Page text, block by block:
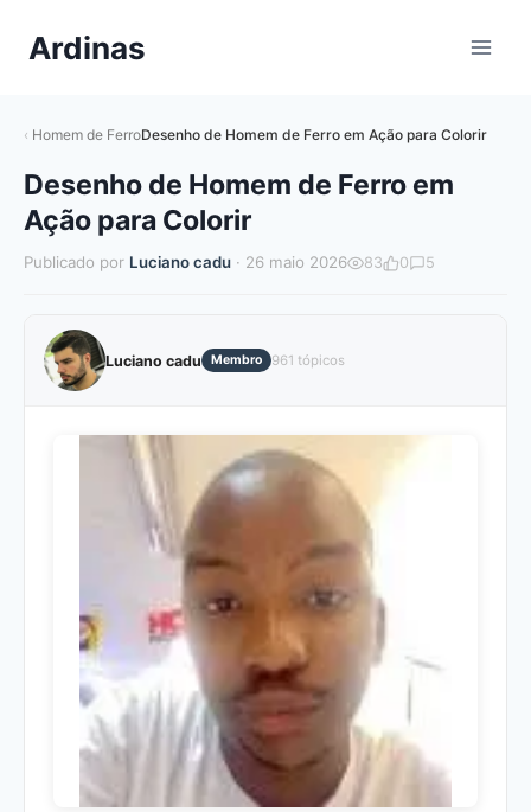
paraArdinas
Homem de FerroDesenho de Homem de Ferro em Ação para Colorir
Desenho de Homem de Ferro em
Ação para Colorir
Publicado por Luciano cadu · 26 maio 2026 83 0 5
Luciano cadu Membro 961 tópicos